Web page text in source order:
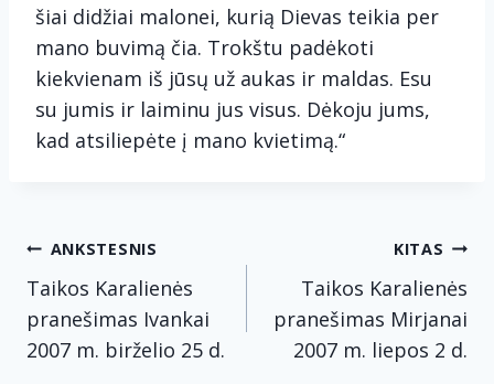
šiai didžiai malonei, kurią Dievas teikia per
mano buvimą čia. Trokštu padėkoti
kiekvienam iš jūsų už aukas ir maldas. Esu
su jumis ir laiminu jus visus. Dėkoju jums,
kad atsiliepėte į mano kvietimą.“
Navigacija
tarp
įrašų
ANKSTESNIS
Taikos Karalienės
pranešimas Ivankai
2007 m. birželio 25 d.
KITAS
Taikos Karalienės
pranešimas Mirjanai
2007 m. liepos 2 d.